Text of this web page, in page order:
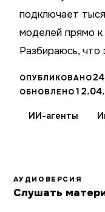
подключает
моделей прямо
Разбираюсь, что
ОПУБЛИКОВАНО
ОБНОВЛЕНО
ИИ-агенты
АУДИОВЕРСИЯ
Слушать